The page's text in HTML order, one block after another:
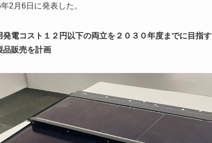
2月6日に発表した。
発電コスト１２円以下の両立を２０３０年度までに目指す
品販売を計画